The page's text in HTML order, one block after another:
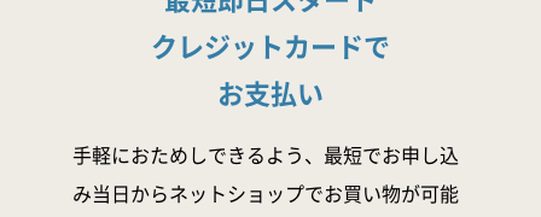
クレジットカードで
お支払い
手軽におためしできるよう、最短でお申し込
み当日からネットショップでお買い物が可能